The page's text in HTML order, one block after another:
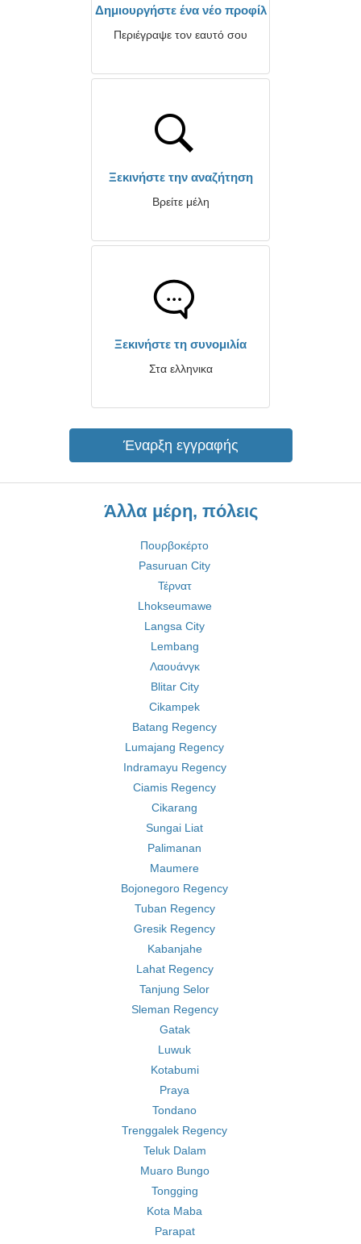
Δημιουργήστε ένα νέο προφίλ
Περιέγραψε τον εαυτό σου
Ξεκινήστε την αναζήτηση
Βρείτε μέλη
Ξεκινήστε τη συνομιλία
Στα ελληνικα
Έναρξη εγγραφής
Άλλα μέρη, πόλεις
Πουρβοκέρτο
Pasuruan City
Τέρνατ
Lhokseumawe
Langsa City
Lembang
Λαουάνγκ
Blitar City
Cikampek
Batang Regency
Lumajang Regency
Indramayu Regency
Ciamis Regency
Cikarang
Sungai Liat
Palimanan
Maumere
Bojonegoro Regency
Tuban Regency
Gresik Regency
Kabanjahe
Lahat Regency
Tanjung Selor
Sleman Regency
Gatak
Luwuk
Kotabumi
Praya
Tondano
Trenggalek Regency
Teluk Dalam
Muaro Bungo
Tongging
Kota Maba
Parapat